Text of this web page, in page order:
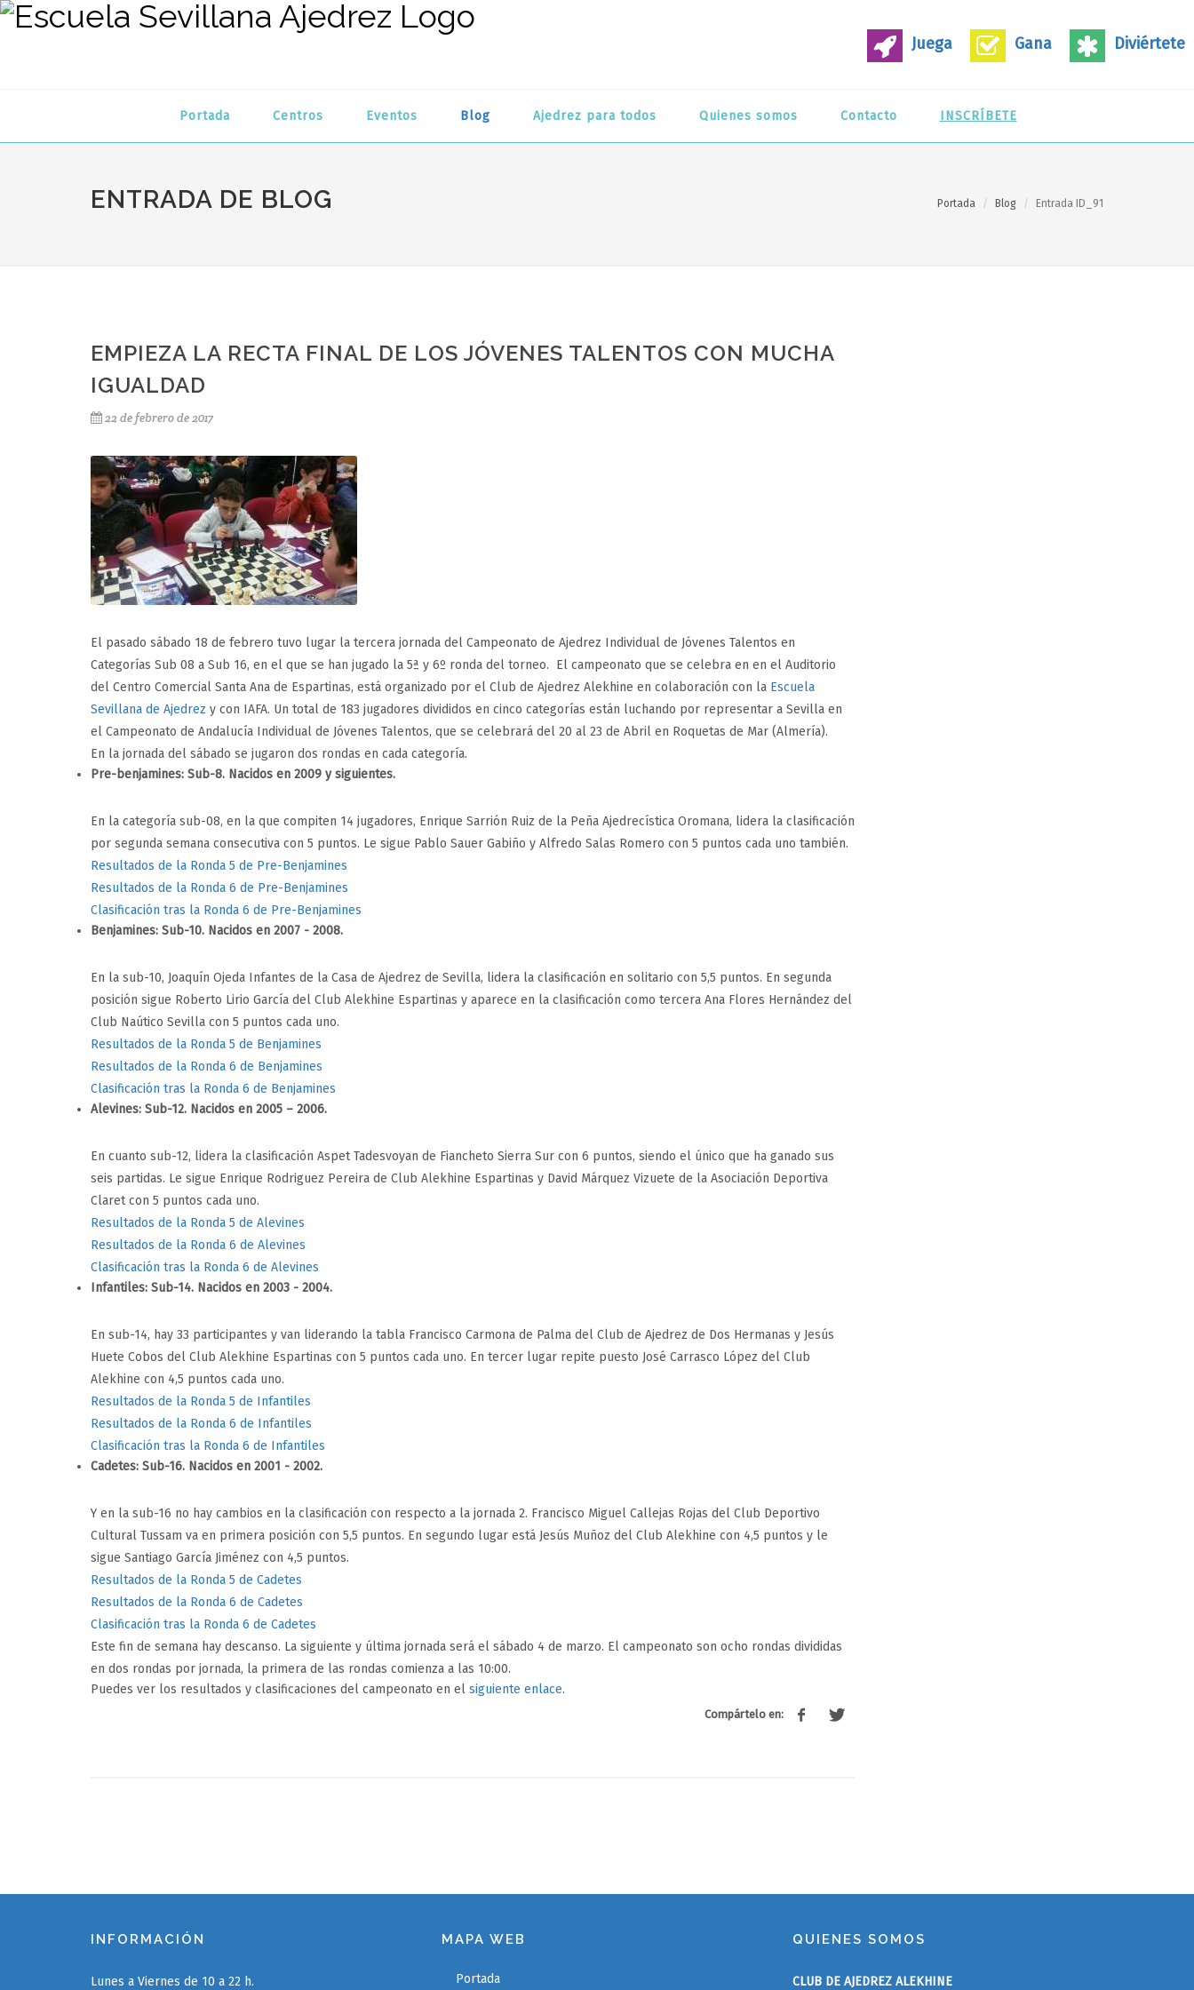
Juega Gana Diviértete
Portada Centros Eventos Blog Ajedrez para todos Quienes somos Contacto INSCRÍBETE
ENTRADA DE BLOG Portada Blog Entrada ID_91
EMPIEZA LA RECTA FINAL DE LOS JÓVENES TALENTOS CON MUCHA
IGUALDAD
22 de febrero de 2017
El pasado sábado 18 de febrero tuvo lugar la tercera jornada del Campeonato de Ajedrez Individual de Jóvenes Talentos en
Categorías Sub 08 a Sub 16, en el que se han jugado la 5ª y 6º ronda del torneo. El campeonato que se celebra en en el Auditorio
del Centro Comercial Santa Ana de Espartinas, está organizado por el Club de Ajedrez Alekhine en colaboración con la Escuela
Sevillana de Ajedrez y con IAFA. Un total de 183 jugadores divididos en cinco categorías están luchando por representar a Sevilla en
el Campeonato de Andalucía Individual de Jóvenes Talentos, que se celebrará del 20 al 23 de Abril en Roquetas de Mar (Almería).
En la jornada del sábado se jugaron dos rondas en cada categoría.
Pre-benjamines: Sub-8. Nacidos en 2009 y siguientes.
En la categoría sub-08, en la que compiten 14 jugadores, Enrique Sarrión Ruiz de la Peña Ajedrecística Oromana, lidera la clasificación
por segunda semana consecutiva con 5 puntos. Le sigue Pablo Sauer Gabiño y Alfredo Salas Romero con 5 puntos cada uno también.
Resultados de la Ronda 5 de Pre-Benjamines
Resultados de la Ronda 6 de Pre-Benjamines
Clasificación tras la Ronda 6 de Pre-Benjamines
Benjamines: Sub-10. Nacidos en 2007 - 2008.
En la sub-10, Joaquín Ojeda Infantes de la Casa de Ajedrez de Sevilla, lidera la clasificación en solitario con 5,5 puntos. En segunda
posición sigue Roberto Lirio García del Club Alekhine Espartinas y aparece en la clasificación como tercera Ana Flores Hernández del
Club Naútico Sevilla con 5 puntos cada uno.
Resultados de la Ronda 5 de Benjamines
Resultados de la Ronda 6 de Benjamines
Clasificación tras la Ronda 6 de Benjamines
Alevines: Sub-12. Nacidos en 2005 – 2006.
En cuanto sub-12, lidera la clasificación Aspet Tadesvoyan de Fiancheto Sierra Sur con 6 puntos, siendo el único que ha ganado sus
seis partidas. Le sigue Enrique Rodriguez Pereira de Club Alekhine Espartinas y David Márquez Vizuete de la Asociación Deportiva
Claret con 5 puntos cada uno.
Resultados de la Ronda 5 de Alevines
Resultados de la Ronda 6 de Alevines
Clasificación tras la Ronda 6 de Alevines
Infantiles: Sub-14. Nacidos en 2003 - 2004.
En sub-14, hay 33 participantes y van liderando la tabla Francisco Carmona de Palma del Club de Ajedrez de Dos Hermanas y Jesús
Huete Cobos del Club Alekhine Espartinas con 5 puntos cada uno. En tercer lugar repite puesto José Carrasco López del Club
Alekhine con 4,5 puntos cada uno.
Resultados de la Ronda 5 de Infantiles
Resultados de la Ronda 6 de Infantiles
Clasificación tras la Ronda 6 de Infantiles
Cadetes: Sub-16. Nacidos en 2001 - 2002.
Y en la sub-16 no hay cambios en la clasificación con respecto a la jornada 2. Francisco Miguel Callejas Rojas del Club Deportivo
Cultural Tussam va en primera posición con 5,5 puntos. En segundo lugar está Jesús Muñoz del Club Alekhine con 4,5 puntos y le
sigue Santiago García Jiménez con 4,5 puntos.
Resultados de la Ronda 5 de Cadetes
Resultados de la Ronda 6 de Cadetes
Clasificación tras la Ronda 6 de Cadetes
Este fin de semana hay descanso. La siguiente y última jornada será el sábado 4 de marzo. El campeonato son ocho rondas divididas
en dos rondas por jornada, la primera de las rondas comienza a las 10:00.
Puedes ver los resultados y clasificaciones del campeonato en el siguiente enlace.
Compártelo en:
INFORMACIÓN
Lunes a Viernes de 10 a 22 h.
MAPA WEB
Portada
QUIENES SOMOS
CLUB DE AJEDREZ ALEKHINE